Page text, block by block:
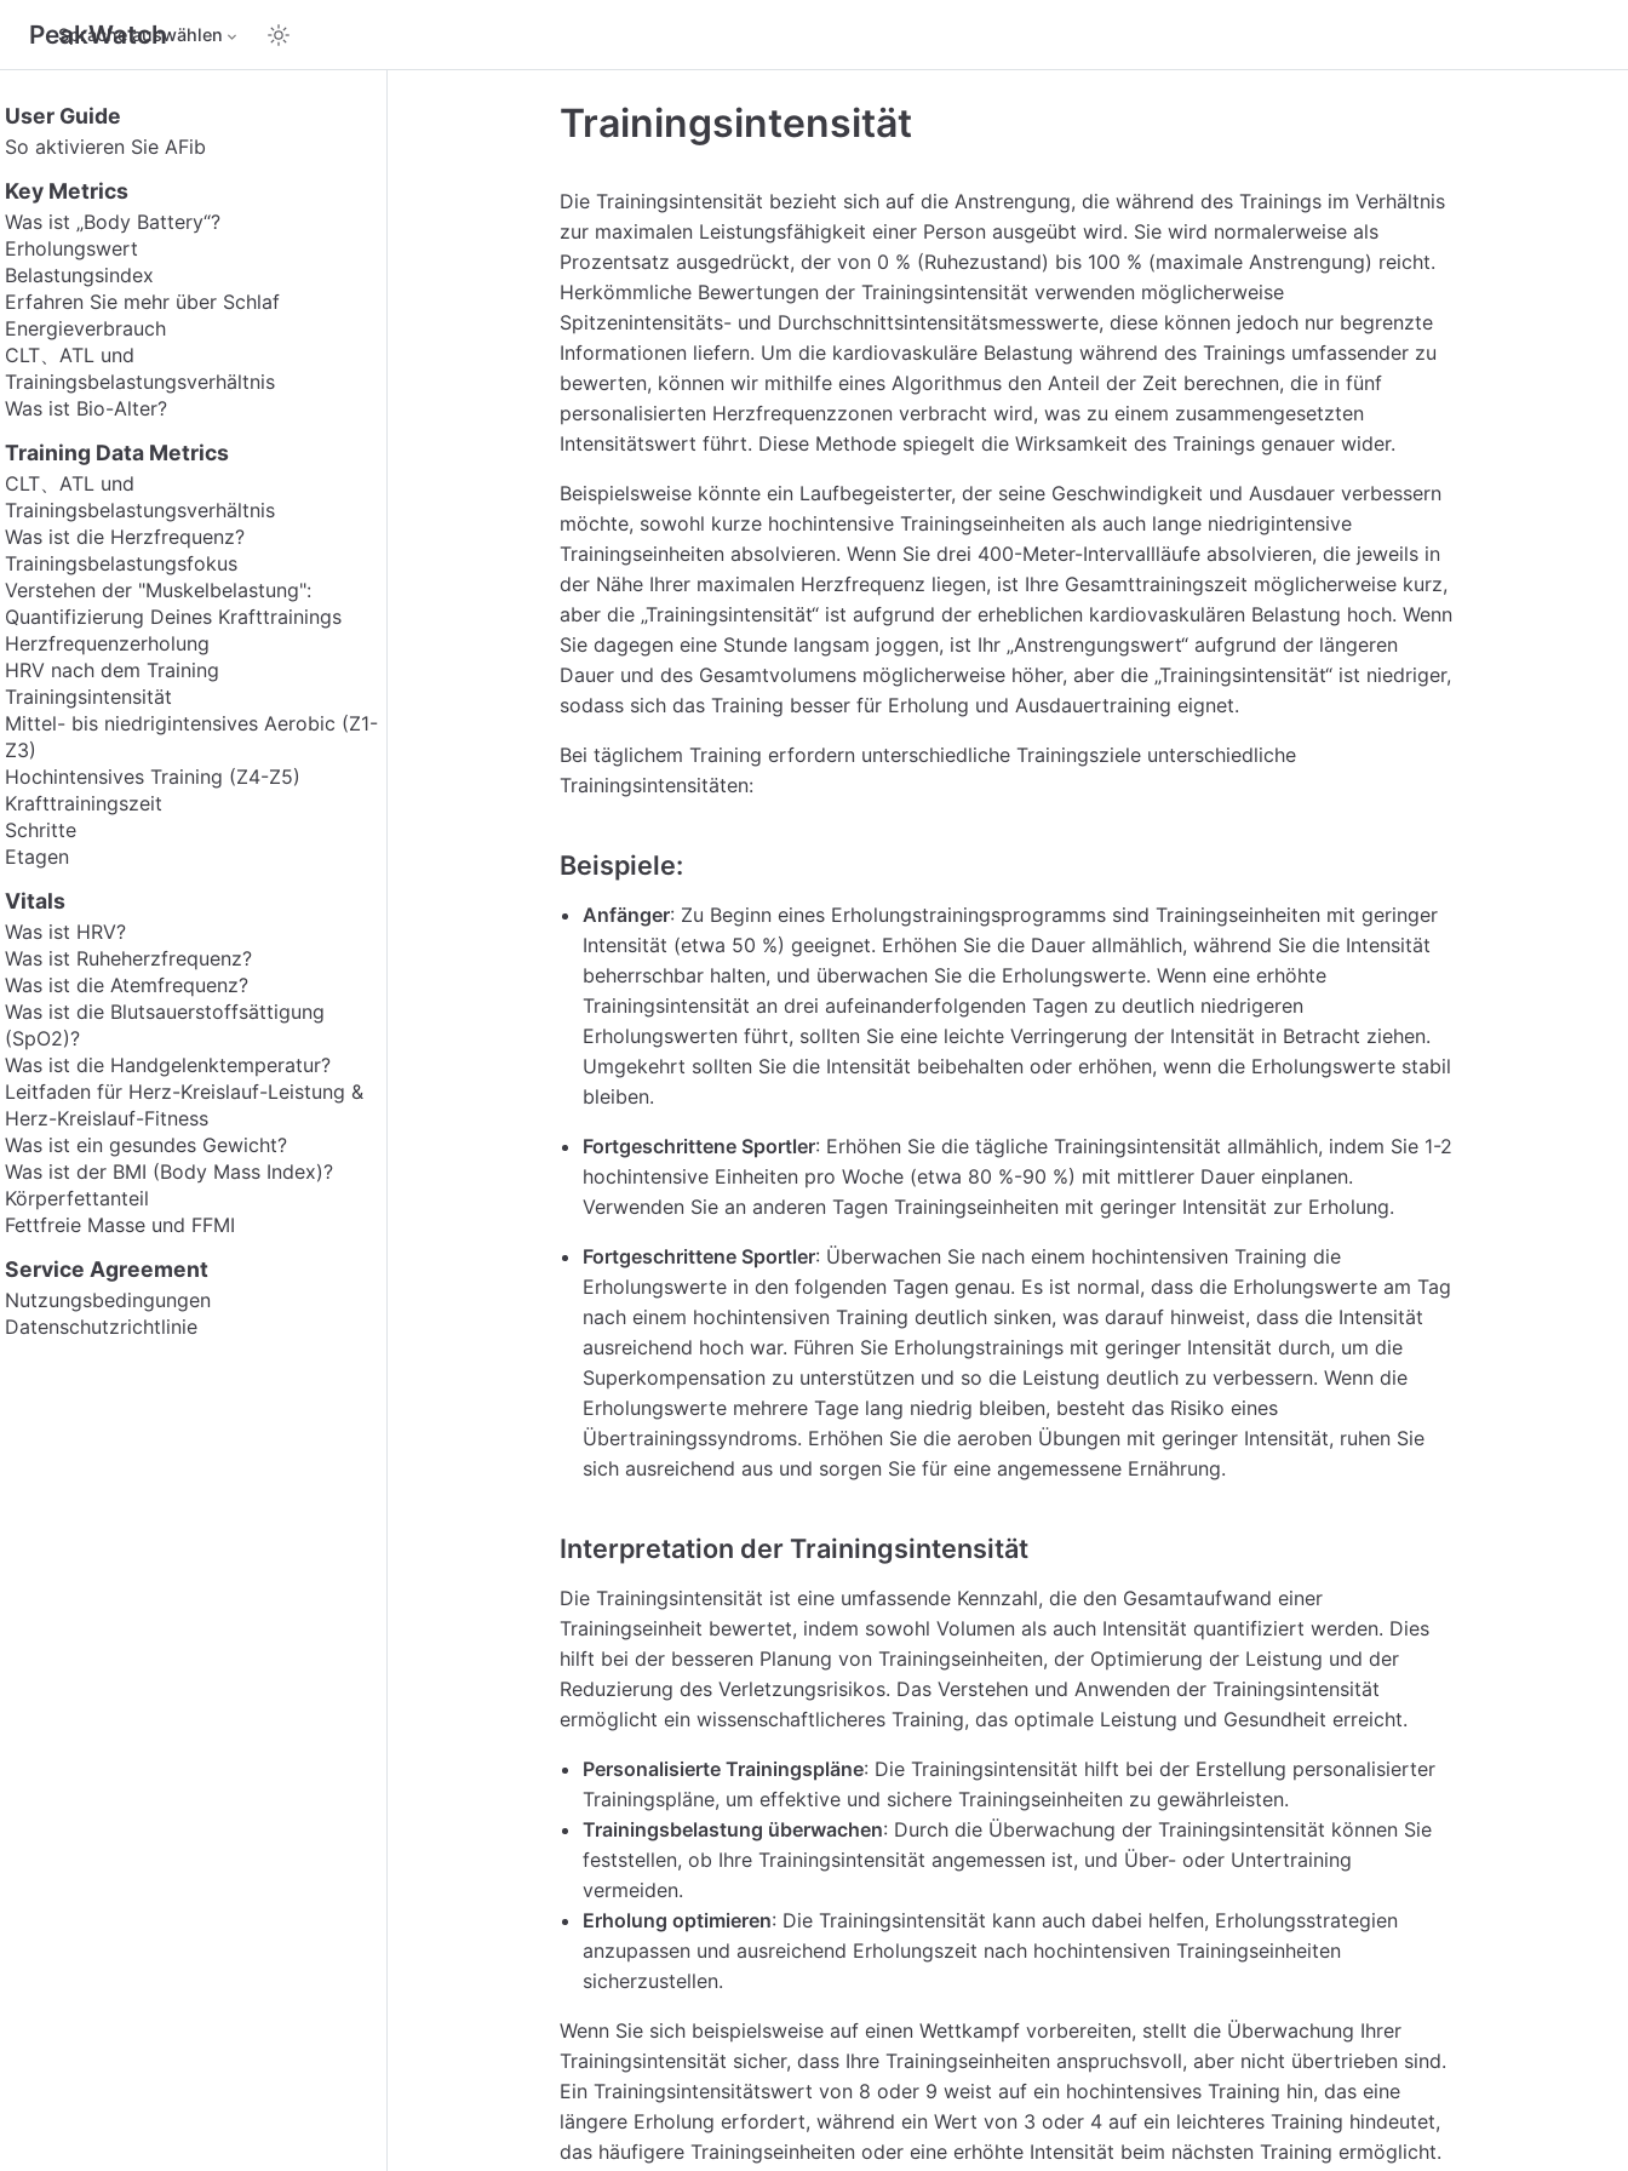
PeakWatch
Sprache auswählen
User Guide
So aktivieren Sie AFib
Key Metrics
Was ist „Body Battery“?
Erholungswert
Belastungsindex
Erfahren Sie mehr über Schlaf
Energieverbrauch
CLT、ATL und
Trainingsbelastungsverhältnis
Was ist Bio-Alter?
Training Data Metrics
CLT、ATL und
Trainingsbelastungsverhältnis
Was ist die Herzfrequenz?
Trainingsbelastungsfokus
Verstehen der "Muskelbelastung":
Quantifizierung Deines Krafttrainings
Herzfrequenzerholung
HRV nach dem Training
Trainingsintensität
Mittel- bis niedrigintensives Aerobic (Z1-
Z3)
Hochintensives Training (Z4-Z5)
Krafttrainingszeit
Schritte
Etagen
Vitals
Was ist HRV?
Was ist Ruheherzfrequenz?
Was ist die Atemfrequenz?
Was ist die Blutsauerstoffsättigung
(SpO2)?
Was ist die Handgelenktemperatur?
Leitfaden für Herz-Kreislauf-Leistung &
Herz-Kreislauf-Fitness
Was ist ein gesundes Gewicht?
Was ist der BMI (Body Mass Index)?
Körperfettanteil
Fettfreie Masse und FFMI
Service Agreement
Nutzungsbedingungen
Datenschutzrichtlinie
Trainingsintensität
Die Trainingsintensität bezieht sich auf die Anstrengung, die während des Trainings im Verhältnis
zur maximalen Leistungsfähigkeit einer Person ausgeübt wird. Sie wird normalerweise als
Prozentsatz ausgedrückt, der von 0 % (Ruhezustand) bis 100 % (maximale Anstrengung) reicht.
Herkömmliche Bewertungen der Trainingsintensität verwenden möglicherweise
Spitzenintensitäts- und Durchschnittsintensitätsmesswerte, diese können jedoch nur begrenzte
Informationen liefern. Um die kardiovaskuläre Belastung während des Trainings umfassender zu
bewerten, können wir mithilfe eines Algorithmus den Anteil der Zeit berechnen, die in fünf
personalisierten Herzfrequenzzonen verbracht wird, was zu einem zusammengesetzten
Intensitätswert führt. Diese Methode spiegelt die Wirksamkeit des Trainings genauer wider.
Beispielsweise könnte ein Laufbegeisterter, der seine Geschwindigkeit und Ausdauer verbessern
möchte, sowohl kurze hochintensive Trainingseinheiten als auch lange niedrigintensive
Trainingseinheiten absolvieren. Wenn Sie drei 400-Meter-Intervallläufe absolvieren, die jeweils in
der Nähe Ihrer maximalen Herzfrequenz liegen, ist Ihre Gesamttrainingszeit möglicherweise kurz,
aber die „Trainingsintensität“ ist aufgrund der erheblichen kardiovaskulären Belastung hoch. Wenn
Sie dagegen eine Stunde langsam joggen, ist Ihr „Anstrengungswert“ aufgrund der längeren
Dauer und des Gesamtvolumens möglicherweise höher, aber die „Trainingsintensität“ ist niedriger,
sodass sich das Training besser für Erholung und Ausdauertraining eignet.
Bei täglichem Training erfordern unterschiedliche Trainingsziele unterschiedliche
Trainingsintensitäten:
Beispiele:
Anfänger: Zu Beginn eines Erholungstrainingsprogramms sind Trainingseinheiten mit geringer
Intensität (etwa 50 %) geeignet. Erhöhen Sie die Dauer allmählich, während Sie die Intensität
beherrschbar halten, und überwachen Sie die Erholungswerte. Wenn eine erhöhte
Trainingsintensität an drei aufeinanderfolgenden Tagen zu deutlich niedrigeren
Erholungswerten führt, sollten Sie eine leichte Verringerung der Intensität in Betracht ziehen.
Umgekehrt sollten Sie die Intensität beibehalten oder erhöhen, wenn die Erholungswerte stabil
bleiben.
Fortgeschrittene Sportler: Erhöhen Sie die tägliche Trainingsintensität allmählich, indem Sie 1-2
hochintensive Einheiten pro Woche (etwa 80 %-90 %) mit mittlerer Dauer einplanen.
Verwenden Sie an anderen Tagen Trainingseinheiten mit geringer Intensität zur Erholung.
Fortgeschrittene Sportler: Überwachen Sie nach einem hochintensiven Training die
Erholungswerte in den folgenden Tagen genau. Es ist normal, dass die Erholungswerte am Tag
nach einem hochintensiven Training deutlich sinken, was darauf hinweist, dass die Intensität
ausreichend hoch war. Führen Sie Erholungstrainings mit geringer Intensität durch, um die
Superkompensation zu unterstützen und so die Leistung deutlich zu verbessern. Wenn die
Erholungswerte mehrere Tage lang niedrig bleiben, besteht das Risiko eines
Übertrainingssyndroms. Erhöhen Sie die aeroben Übungen mit geringer Intensität, ruhen Sie
sich ausreichend aus und sorgen Sie für eine angemessene Ernährung.
Interpretation der Trainingsintensität
Die Trainingsintensität ist eine umfassende Kennzahl, die den Gesamtaufwand einer
Trainingseinheit bewertet, indem sowohl Volumen als auch Intensität quantifiziert werden. Dies
hilft bei der besseren Planung von Trainingseinheiten, der Optimierung der Leistung und der
Reduzierung des Verletzungsrisikos. Das Verstehen und Anwenden der Trainingsintensität
ermöglicht ein wissenschaftlicheres Training, das optimale Leistung und Gesundheit erreicht.
Personalisierte Trainingspläne: Die Trainingsintensität hilft bei der Erstellung personalisierter
Trainingspläne, um effektive und sichere Trainingseinheiten zu gewährleisten.
Trainingsbelastung überwachen: Durch die Überwachung der Trainingsintensität können Sie
feststellen, ob Ihre Trainingsintensität angemessen ist, und Über- oder Untertraining
vermeiden.
Erholung optimieren: Die Trainingsintensität kann auch dabei helfen, Erholungsstrategien
anzupassen und ausreichend Erholungszeit nach hochintensiven Trainingseinheiten
sicherzustellen.
Wenn Sie sich beispielsweise auf einen Wettkampf vorbereiten, stellt die Überwachung Ihrer
Trainingsintensität sicher, dass Ihre Trainingseinheiten anspruchsvoll, aber nicht übertrieben sind.
Ein Trainingsintensitätswert von 8 oder 9 weist auf ein hochintensives Training hin, das eine
längere Erholung erfordert, während ein Wert von 3 oder 4 auf ein leichteres Training hindeutet,
das häufigere Trainingseinheiten oder eine erhöhte Intensität beim nächsten Training ermöglicht.